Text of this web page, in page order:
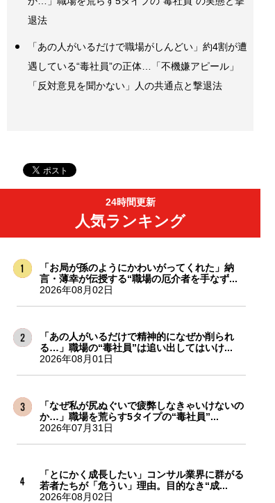
退法
「あの人がいるだけで職場がしんどい」約4割が遭
遇している“毒社員”の正体…「不機嫌アピール」
「反対意見を聞かない」人の共通点と撃退法
24時間更新
人気ランキング
「お局が孫のようにかわいがってくれた」納
言・薄幸が伝授する“職場の厄介者を手なず...
2026年08月02日
「あの人がいるだけで精神的になぜか削られ
る…」職場の“毒社員”は追い出してはいけ...
2026年08月01日
「なぜ私が尻ぬぐいで疲弊しなきゃいけないの
か…」職場を荒らす5タイプの“毒社員”...
2026年07月31日
「とにかく成長したい」コンサル業界に群がる
若者たちが「危うい」理由。目的なき“成...
2026年08月02日